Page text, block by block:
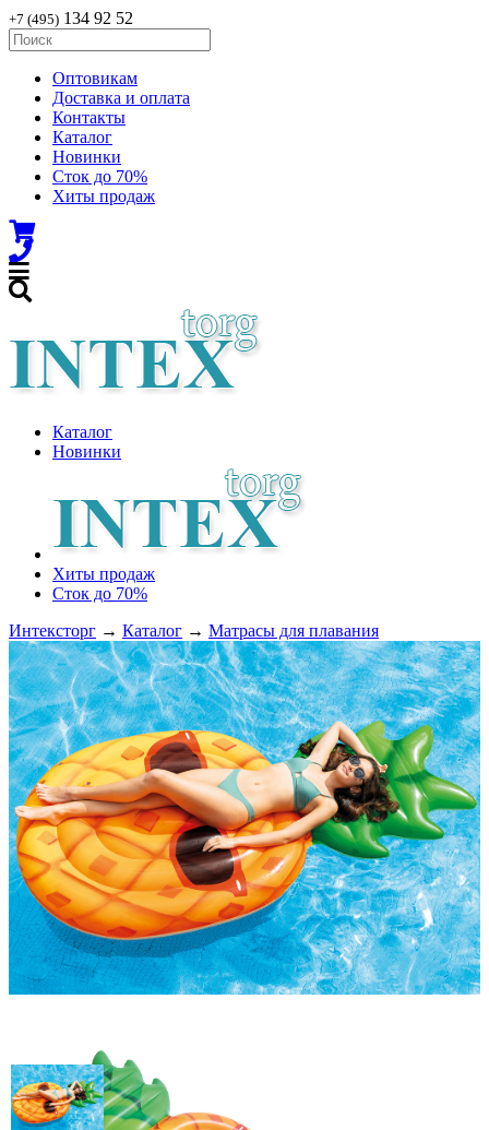
+7 (495) 134 92 52
Оптовикам
Доставка и оплата
Контакты
Каталог
Новинки
Сток до 70%
Хиты продаж
Каталог
Новинки
Хиты продаж
Сток до 70%
Интексторг → Каталог → Матрасы для плавания